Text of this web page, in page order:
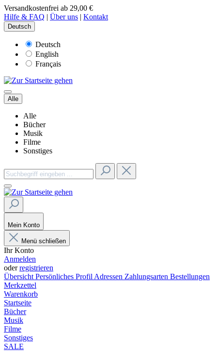
Versandkostenfrei ab 29,00 €
Hilfe & FAQ | Über uns | Kontakt
Deutsch
Deutsch
English
Français
Alle
Alle
Bücher
Musik
Filme
Sonstiges
Mein Konto
Menü schließen
Ihr Konto
Anmelden
oderregistrieren
Übersicht Persönliches Profil Adressen Zahlungsarten Bestellungen
Merkzettel
Warenkorb
Startseite
Bücher
Musik
Filme
Sonstiges
SALE